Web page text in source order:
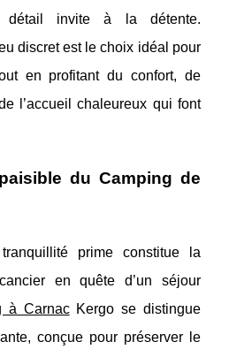
détail invite à la détente.
discret est le choix idéal pour
en profitant du confort, de
l’accueil chaleureux qui font
du Camping de
prime constitue la
en quête d’un séjour
à CarnacKergo se distingue
conçue pour préserver le